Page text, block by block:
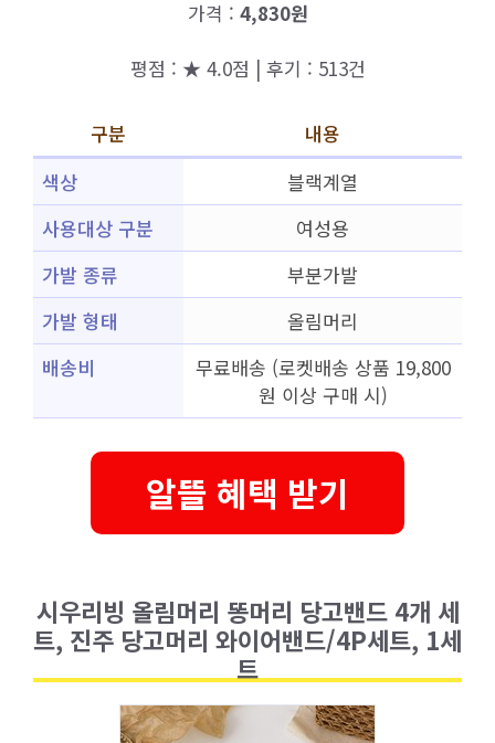
가격 : 4,830원
평점 : ★ 4.0점 | 후기 : 513건
구분
내용
색상
블랙계열
사용대상 구분
여성용
가발 종류
부분가발
가발 형태
올림머리
배송비
무료배송 (로켓배송 상품 19,800
원 이상 구매 시)
알뜰 혜택 받기
시우리빙 올림머리 똥머리 당고밴드 4개 세
트, 진주 당고머리 와이어밴드/4P세트, 1세
트